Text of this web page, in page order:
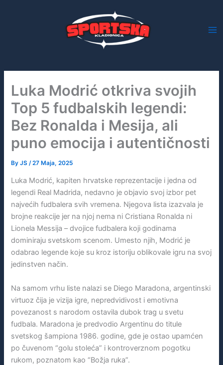
Luka Modrić otkriva svojih
Top 5 fudbalskih legendi:
Bez Ronalda i Mesija, ali
puno emocija i autentičnosti
ByJS /27 Maja, 2025
Luka Modrić, kapiten hrvatske reprezentacije i jedna od
legendi Real Madrida, nedavno je objavio svoj izbor pet
najvećih fudbalera svih vremena. Njegova lista izazvala je
brojne reakcije jer na njoj nema ni Cristiana Ronalda ni
Lionela Messija – dvojice fudbalera koji godinama
dominiraju svetskom scenom. Umesto njih, Modrić je
odabrao legende koje su kroz istoriju oblikovale igru na svoj
jedinstven način.
Na samom vrhu liste nalazi se Diego Maradona, argentinski
virtuoz čija je vizija igre, nepredvidivost i emotivna
povezanost s narodom ostavila dubok trag u svetu
fudbala. Maradona je predvodio Argentinu do titule
svetskog šampiona 1986. godine, gde je ostao upamćen
po čuvenom “golu stoleća” i kontroverznom pogotku
rukom, poznatom kao “Božja ruka”.